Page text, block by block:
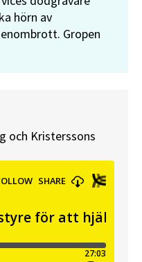
hörn av
Gropen
och Kristerssons